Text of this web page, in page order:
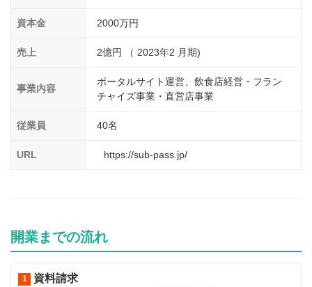
四国
100万以下で開業
夫婦で開業
資本金 2000万円
売上 2億円 （ 2023年2 月期)
事業内容
ポータルサイト運営、飲食店経営・フラン
チャイズ事業・直営店事業
従業員 40名
URL https://sub-pass.jp/
開業までの流れ
資料請求